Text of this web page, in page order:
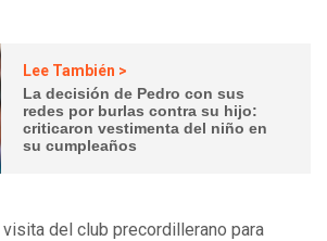
Lee También >
La decisión de Pedro con sus
redes por burlas contra su hijo:
criticaron vestimenta del niño en
su cumpleaños
visita del club precordillerano para